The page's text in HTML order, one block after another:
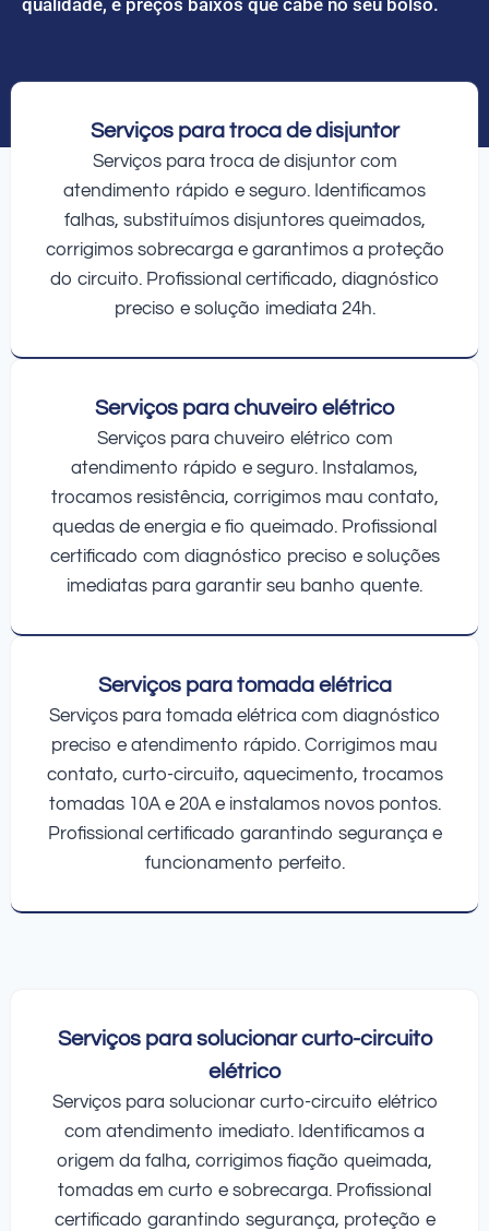
Serviços para troca de disjuntor
Serviços para troca de disjuntor com
atendimento rápido e seguro. Identificamos
falhas, substituímos disjuntores queimados,
corrigimos sobrecarga e garantimos a proteção
do circuito. Profissional certificado, diagnóstico
preciso e solução imediata 24h.
Serviços para chuveiro elétrico
Serviços para chuveiro elétrico com
atendimento rápido e seguro. Instalamos,
trocamos resistência, corrigimos mau contato,
quedas de energia e fio queimado. Profissional
certificado com diagnóstico preciso e soluções
imediatas para garantir seu banho quente.
Serviços para tomada elétrica
Serviços para tomada elétrica com diagnóstico
preciso e atendimento rápido. Corrigimos mau
contato, curto-circuito, aquecimento, trocamos
tomadas 10A e 20A e instalamos novos pontos.
Profissional certificado garantindo segurança e
funcionamento perfeito.
Serviços para solucionar curto-circuito
elétrico
Serviços para solucionar curto-circuito elétrico
com atendimento imediato. Identificamos a
origem da falha, corrigimos fiação queimada,
tomadas em curto e sobrecarga. Profissional
certificado garantindo segurança, proteção e